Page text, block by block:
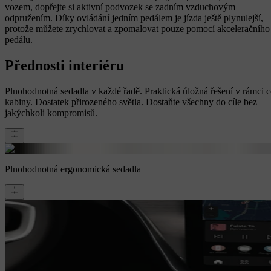
vozem, dopřejte si aktivní podvozek se zadním vzduchovým
odpružením. Díky ovládání jedním pedálem je jízda ještě plynulejší,
protože můžete zrychlovat a zpomalovat pouze pomocí akceleračního
pedálu.
Přednosti interiéru
Plnohodnotná sedadla v každé řadě. Praktická úložná řešení v rámci
kabiny. Dostatek přirozeného světla. Dostaňte všechny do cíle bez
jakýchkoli kompromisů.
Plnohodnotná ergonomická sedadla